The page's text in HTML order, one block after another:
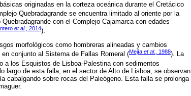
originadas en la corteza oceánica durante el Cretácico
Quebradagrande se encuentra limitado al oriente por la
con el Complejo Cajamarca con edades
et al., 2014).
morfológicos como hombreras alineadas y cambios
conjunto al Sistema de Fallas Romeral (Mejía et al., 1988). La
a los Esquistos de Lisboa-Palestina con sedimentos
largo de esta falla, en el sector de Alto de Lisboa, se observan
cabalgando sobre rocas del Paleógeno. Esta falla se prolonga